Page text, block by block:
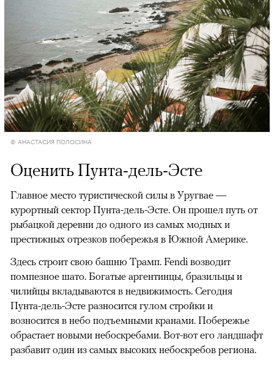
© АНАСТАСИЯ ПОЛОСИНА
Оценить Пунта-дель-Эсте
Главное место туристической силы в Уругвае —
курортный сектор Пунта-дель-Эсте. Он прошел путь от
рыбацкой деревни до одного из самых модных и
престижных отрезков побережья в Южной Америке.
Здесь строит свою башню Трамп. Fendi возводит
помпезное шато. Богатые аргентинцы, бразильцы и
чилийцы вкладываются в недвижимость. Сегодня
Пунта-дель-Эсте разносится гулом стройки и
возносится в небо подъемными кранами. Побережье
обрастает новыми небоскребами. Вот-вот его ландшафт
разбавит один из самых высоких небоскребов региона.